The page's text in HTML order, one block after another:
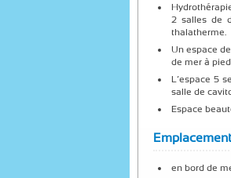
2 salles de
thalatherme.
Un espace
de mer à
L’espace 5
salle de
Espace
Emplacement
en bord de